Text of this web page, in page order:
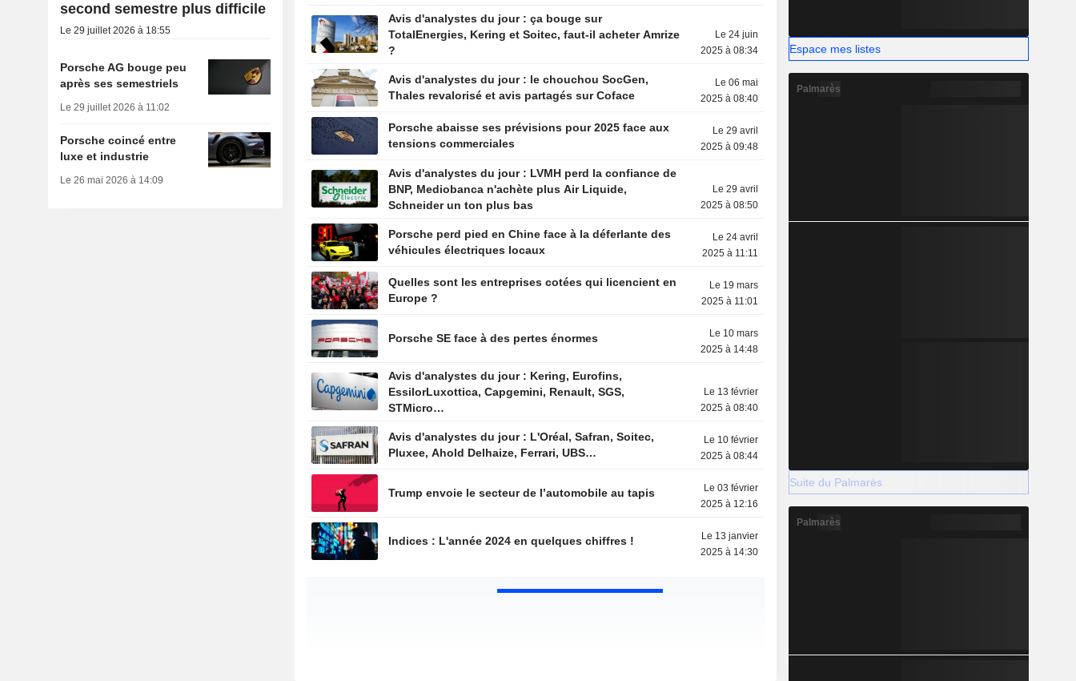
Avis d'analystes du jour : ça bouge sur
TotalEnergies, Kering et Soitec, faut-il acheter Amrize
?
Le 24 juin
2025 à 08:34
Avis d'analystes du jour : le chouchou SocGen,
Thales revalorisé et avis partagés sur Coface
Le 06 mai
2025 à 08:40
Porsche abaisse ses prévisions pour 2025 face aux
tensions commerciales
Le 29 avril
2025 à 09:48
Avis d'analystes du jour : LVMH perd la confiance de
BNP, Mediobanca n'achète plus Air Liquide,
Schneider un ton plus bas
Le 29 avril
2025 à 08:50
Porsche perd pied en Chine face à la déferlante des
véhicules électriques locaux
Le 24 avril
2025 à 11:11
Quelles sont les entreprises cotées qui licencient en
Europe ?
Le 19 mars
2025 à 11:01
Porsche SE face à des pertes énormes
Le 10 mars
2025 à 14:48
Avis d'analystes du jour : Kering, Eurofins,
EssilorLuxottica, Capgemini, Renault, SGS,
STMicro…
Le 13 février
2025 à 08:40
Avis d'analystes du jour : L'Oréal, Safran, Soitec,
Pluxee, Ahold Delhaize, Ferrari, UBS…
Le 10 février
2025 à 08:44
Trump envoie le secteur de l’automobile au tapis
Le 03 février
2025 à 12:16
Indices : L'année 2024 en quelques chiffres !
Le 13 janvier
2025 à 14:30
second semestre plus difficile
Le 29 juillet 2026 à 18:55
Porsche AG bouge peu
après ses semestriels
Le 29 juillet 2026 à 11:02
Porsche coincé entre
luxe et industrie
Le 26 mai 2026 à 14:09
Espace mes listes
Palmarès
Suite du Palmarès
Palmarès